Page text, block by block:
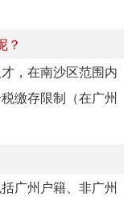
？
，在南沙区范围内
缴存限制（在广州
广州户籍、非广州